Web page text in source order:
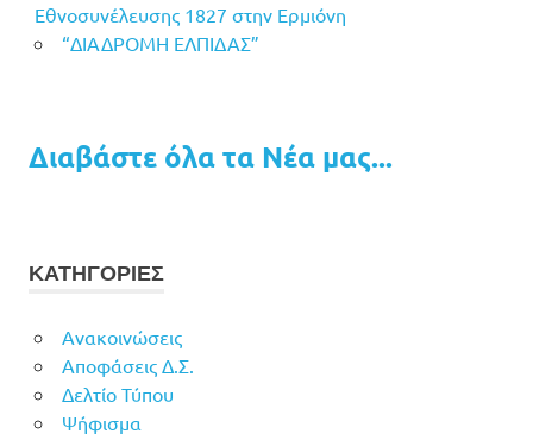
Εθνοσυνέλευσης 1827 στην Ερμιόνη
“ΔΙΑΔΡΟΜΗ ΕΛΠΙΔΑΣ”
Διαβάστε όλα τα Νέα μας...
ΚΑΤΗΓΟΡΙΕΣ
Ανακοινώσεις
Αποφάσεις Δ.Σ.
Δελτίο Τύπου
Ψήφισμα